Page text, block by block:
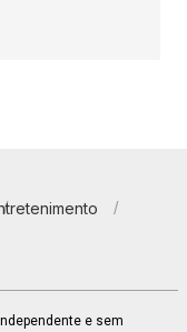
e sem